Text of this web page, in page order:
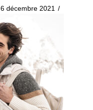
6 décembre 2021